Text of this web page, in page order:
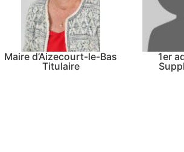
Maire d’Aizecourt-le-Bas
Titulaire
1er